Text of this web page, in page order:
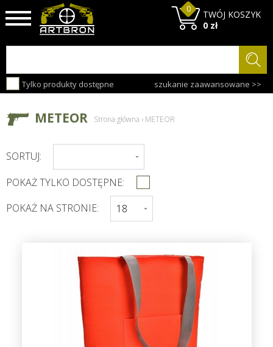
Tylko produkty dostępne szukanie zaawansowane >>
TWÓJ KOSZYK
0
0 zł
METEOR Strona główna › METEOR
SORTUJ:
POKAŻ TYLKO DOSTĘPNE:
POKAŻ NA STRONIE: